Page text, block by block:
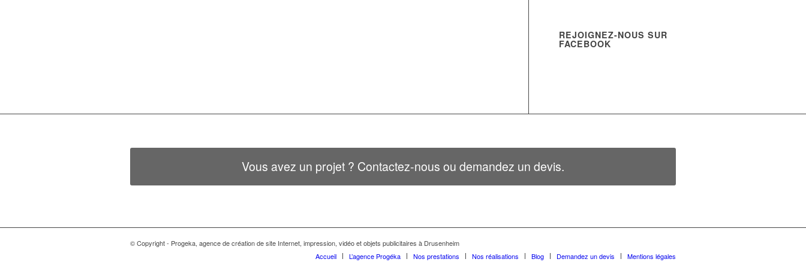
REJOIGNEZ-NOUS SUR
FACEBOOK
Vous avez un projet ? Contactez-nous ou demandez un devis.
© Copyright - Progeka, agence de création de site Internet, impression, vidéo et objets publicitaires à Drusenheim
Accueil
L’agence Progéka Nos prestations Nos réalisations Blog Demandez un devis Mentions légales